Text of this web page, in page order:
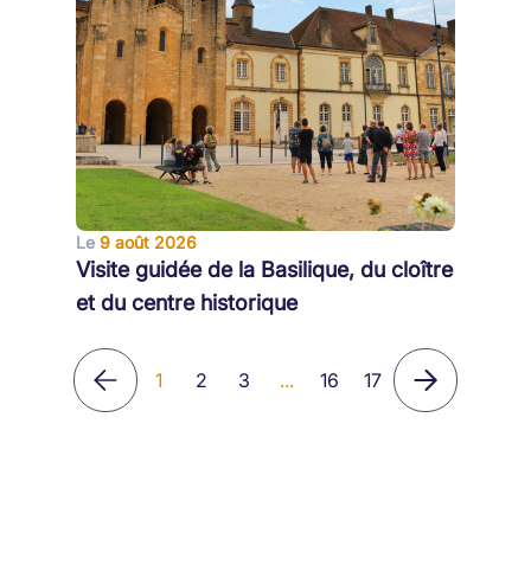
Le 9 août 2026
Visite guidée de la Basilique, du cloître
et du centre historique
1 2 3 ... 16 17